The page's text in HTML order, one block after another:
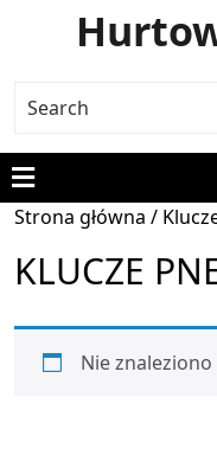
Strona główna /
KLUCZE
Nie